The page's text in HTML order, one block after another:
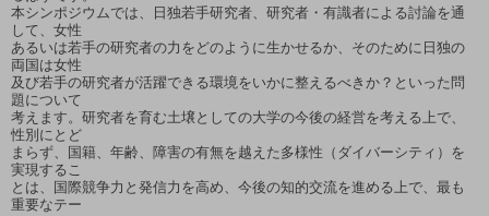
本シンポジウムでは、日独若手研究者、研究者・有識者による討論を通
して、女性
あるいは若手の研究者の力をどのように生かせるか、そのために日独の
両国は女性
及び若手の研究者が活躍できる環境をいかに整えるべきか？といった問
題について
考えます。研究者を育む土壌としての大学の今後の経営を考える上で、
性別にとど
まらず、国籍、年齢、障害の有無を越えた多様性（ダイバーシティ）を
実現するこ
とは、国際競争力と発信力を高め、今後の知的交流を進める上で、最も
重要なテー